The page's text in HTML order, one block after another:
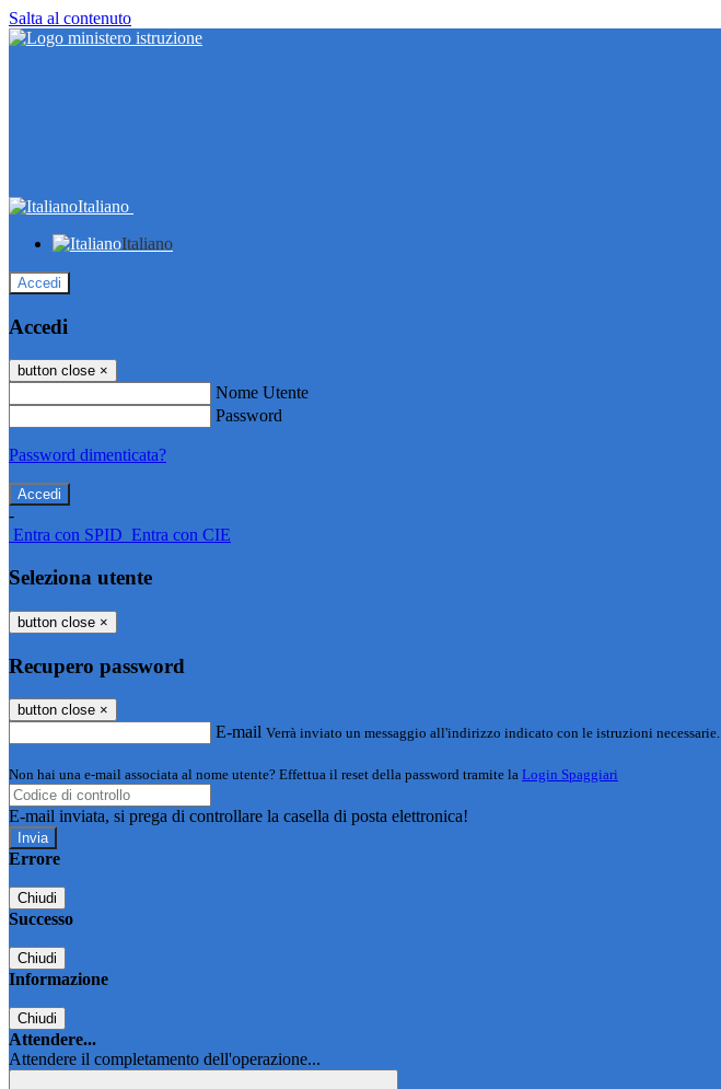
Salta al contenuto
Italiano
Italiano
Accedi
Accedi
button close ×
Nome Utente
Password
Password dimenticata?
-
Entra con SPID Entra con CIE
Seleziona utente
button close ×
Recupero password
button close ×
E-mail Verrà inviato un messaggio all'indirizzo indicato con le istruzioni necessarie.
Non hai una e-mail associata al nome utente? Effettua il reset della password tramite la Login Spaggiari
E-mail inviata, si prega di controllare la casella di posta elettronica!
Errore
Chiudi
Successo
Chiudi
Informazione
Chiudi
Attendere...
Attendere il completamento dell'operazione...